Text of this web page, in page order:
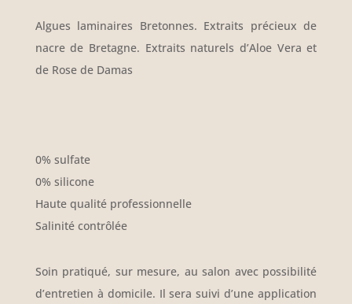
Algues laminaires Bretonnes. Extraits précieux de
nacre de Bretagne. Extraits naturels d’Aloe Vera et
de Rose de Damas
0% sulfate
0% silicone
Haute qualité professionnelle
Salinité contrôlée
Soin pratiqué, sur mesure, au salon avec possibilité
d’entretien à domicile. Il sera suivi d’une application